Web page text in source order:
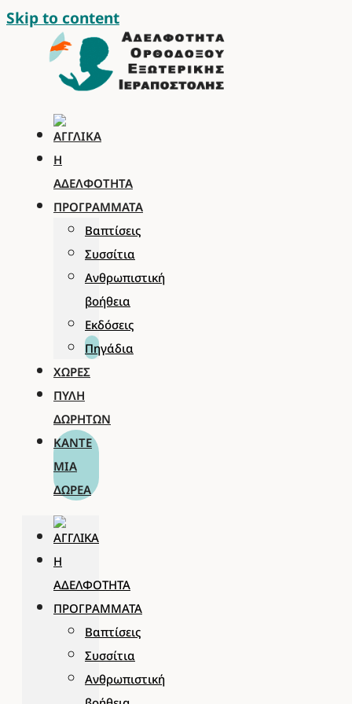
Skip to content
Η
ΑΔΕΛΦΌΤΗΤΑ
ΠΡΟΓΡΆΜΜΑΤΑ
Βαπτίσεις
Συσσίτια
Ανθρωπιστική
βοήθεια
Εκδόσεις
Πηγάδια
ΧΏΡΕΣ
ΠΎΛΗ
ΔΩΡΗΤΏΝ
ΚΆΝΤΕ
ΜΊΑ
ΔΩΡΕΆ
Η
ΑΔΕΛΦΌΤΗΤΑ
ΠΡΟΓΡΆΜΜΑΤΑ
Βαπτίσεις
Συσσίτια
Ανθρωπιστική